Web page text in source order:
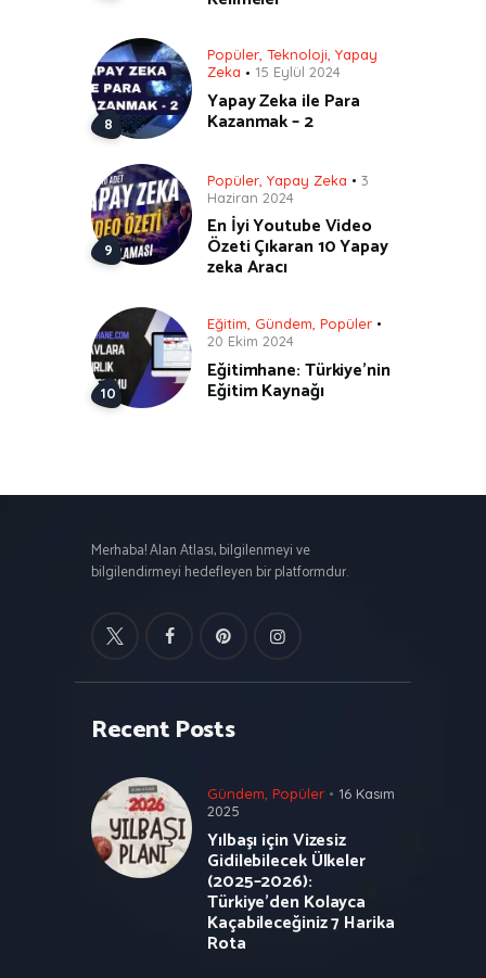
Popüler, Teknoloji, Yapay
Zeka
15 Eylül 2024
Yapay Zeka ile Para
Kazanmak – 2
Popüler Yapay Zeka
3
Haziran 2024
En İyi Youtube Video
Özeti Çıkaran 10 Yapay
zeka Aracı
Eğitim Gündem Popüler
20 Ekim 2024
Eğitimhane: Türkiye’nin
Eğitim Kaynağı
Merhaba! Alan Atlası, bilgilenmeyi ve
bilgilendirmeyi hedefleyen bir platformdur.
Recent Posts
Gündem, Popüler
16 Kasım
2025
Yılbaşı için Vizesiz
Gidilebilecek Ülkeler
(2025–2026):
Türkiye’den Kolayca
Kaçabileceğiniz 7 Harika
Rota